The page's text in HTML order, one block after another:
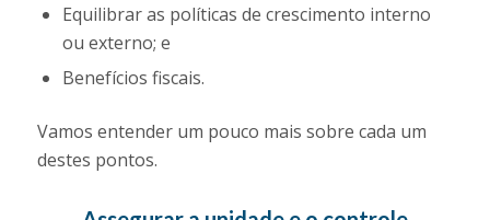
Equilibrar as políticas de crescimento interno
ou externo; e
Benefícios fiscais.
Vamos entender um pouco mais sobre cada um
destes pontos.